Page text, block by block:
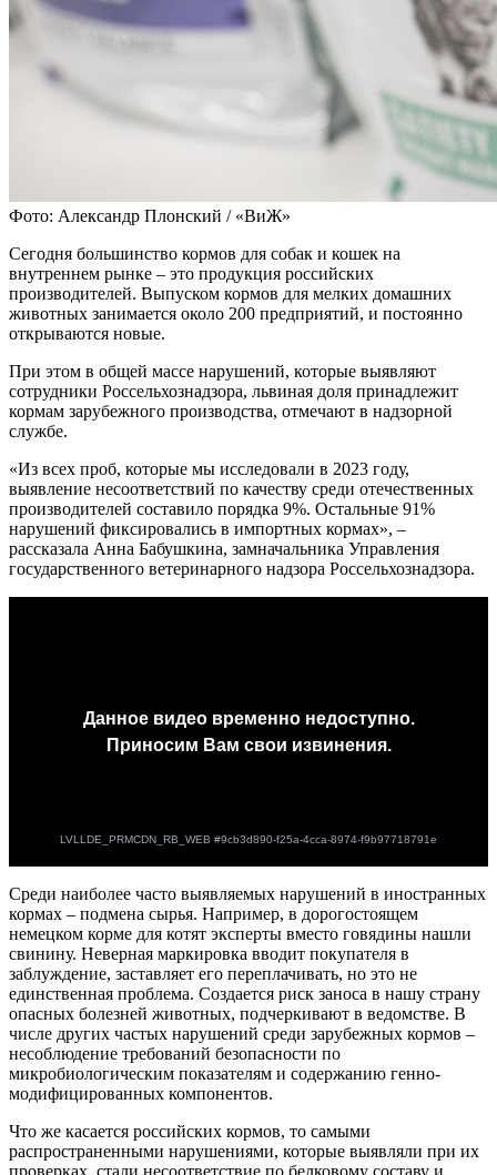
Фото: Александр Плонский / «ВиЖ»
Сегодня большинство кормов для собак и кошек на
внутреннем рынке – это продукция российских
производителей. Выпуском кормов для мелких домашних
животных занимается около 200 предприятий, и постоянно
открываются новые.
При этом в общей массе нарушений, которые выявляют
сотрудники Россельхознадзора, львиная доля принадлежит
кормам зарубежного производства, отмечают в надзорной
службе.
«Из всех проб, которые мы исследовали в 2023 году,
выявление несоответствий по качеству среди отечественных
производителей составило порядка 9%. Остальные 91%
нарушений фиксировались в импортных кормах», –
рассказала Анна Бабушкина, замначальника Управления
государственного ветеринарного надзора Россельхознадзора.
Среди наиболее часто выявляемых нарушений в иностранных
кормах – подмена сырья. Например, в дорогостоящем
немецком корме для котят эксперты вместо говядины нашли
свинину. Неверная маркировка вводит покупателя в
заблуждение, заставляет его переплачивать, но это не
единственная проблема. Создается риск заноса в нашу страну
опасных болезней животных, подчеркивают в ведомстве. В
числе других частых нарушений среди зарубежных кормов –
несоблюдение требований безопасности по
микробиологическим показателям и содержанию генно-
модифицированных компонентов.
Что же касается российских кормов, то самыми
распространенными нарушениями, которые выявляли при их